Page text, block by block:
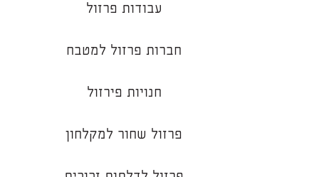
עבודות פרזול
חברות פרזול למטבח
חנויות פירזול
פרזול שחור למקלחון